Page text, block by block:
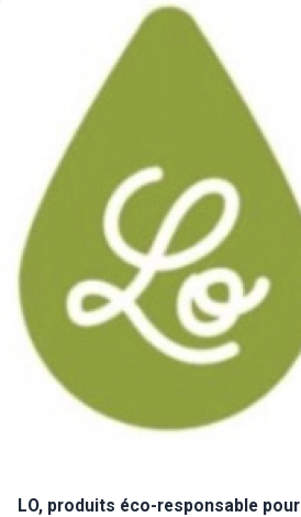
LO, produits éco-responsable pour